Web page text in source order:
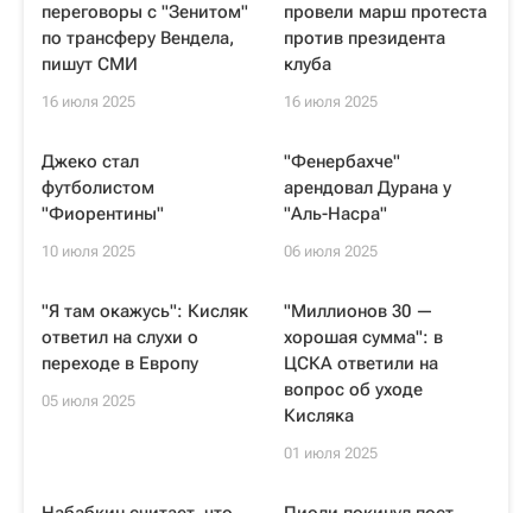
переговоры с "Зенитом"
по трансферу Вендела,
пишут СМИ
16 июля 2025
провели марш протеста
против президента
клуба
16 июля 2025
Джеко стал
футболистом
"Фиорентины"
10 июля 2025
"Фенербахче"
арендовал Дурана у
"Аль-Насра"
06 июля 2025
"Я там окажусь": Кисляк
ответил на слухи о
переходе в Европу
05 июля 2025
"Миллионов 30 —
хорошая сумма": в
ЦСКА ответили на
вопрос об уходе
Кисляка
01 июля 2025